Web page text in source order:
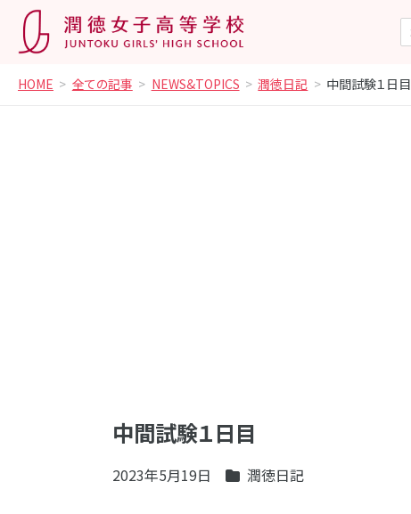
HOME 全ての記事 NEWS&TOPICS 潤徳日記 中間試験１日目
中間試験１日目
2023年5月19日 潤徳日記